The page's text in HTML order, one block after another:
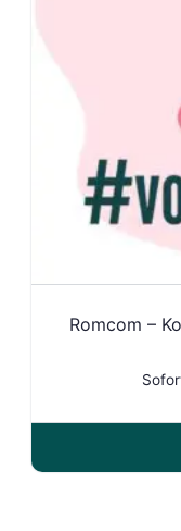
Romcom –